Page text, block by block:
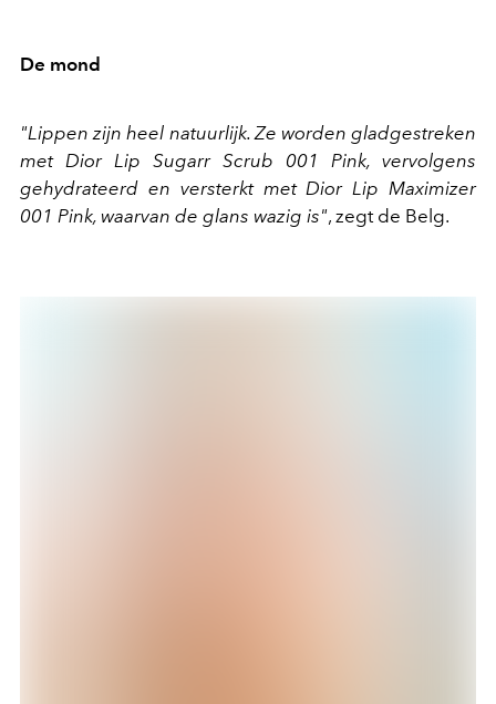
De mond
"Lippen zijn heel natuurlijk. Ze worden gladgestreken
met Dior Lip Sugarr Scrub 001 Pink, vervolgens
gehydrateerd en versterkt met Dior Lip Maximizer
001 Pink, waarvan de glans wazig is", zegt de Belg.